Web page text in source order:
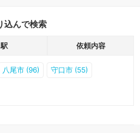
込んで検索
駅 依頼内容
八尾市 (96) 守口市 (55)